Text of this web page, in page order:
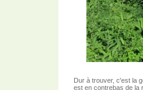
Dur à trouver, c'est la
est en contrebas de la